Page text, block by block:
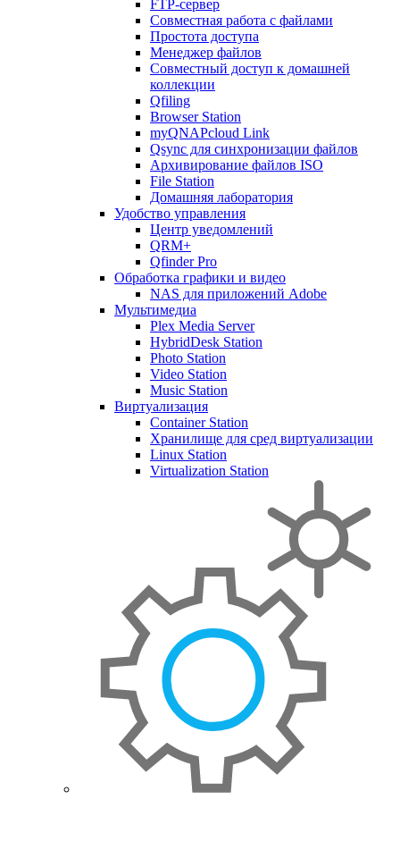
FTP-сервер
Совместная работа с файлами
Простота доступа
Менеджер файлов
Совместный доступ к домашней
коллекции
Qfiling
Browser Station
myQNAPcloud Link
Qsync для синхронизации файлов
Архивирование файлов ISO
File Station
Домашняя лаборатория
Удобство управления
Центр уведомлений
QRM+
Qfinder Pro
Обработка графики и видео
NAS для приложений Adobe
Мультимедиа
Plex Media Server
HybridDesk Station
Photo Station
Video Station
Music Station
Виртуализация
Container Station
Хранилище для сред виртуализации
Linux Station
Virtualization Station